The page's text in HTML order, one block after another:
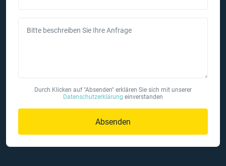
Bitte beschreiben Sie Ihre Anfrage
Durch Klicken auf "Absenden" erklären Sie sich mit unserer
Datenschutzerklärung einverstanden
Absenden